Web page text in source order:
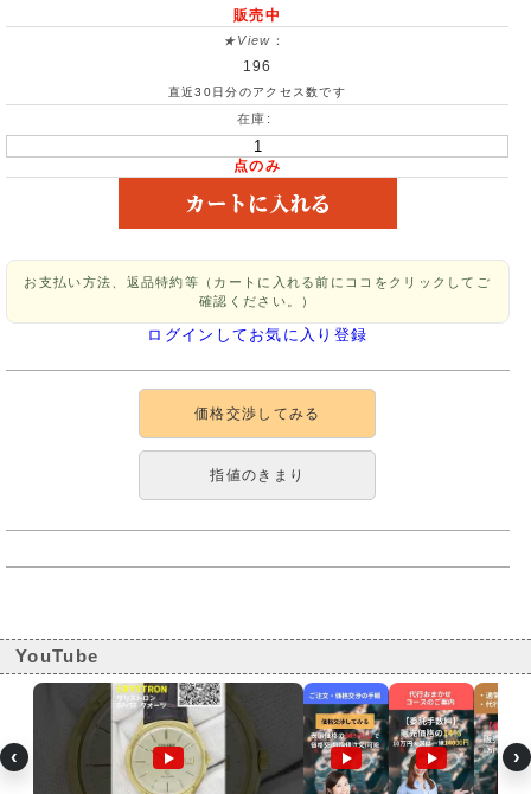
販売中
★View ：
196
直近30日分のアクセス数です
在庫:
点のみ
お支払い方法、返品特約等（カートに入れる前にココをクリックしてご
確認ください。）
ログインしてお気に入り登録
価格交渉してみる
指値のきまり
YouTube
‹ ›